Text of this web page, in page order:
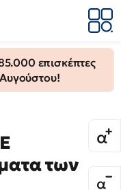
επισκέπτες
των